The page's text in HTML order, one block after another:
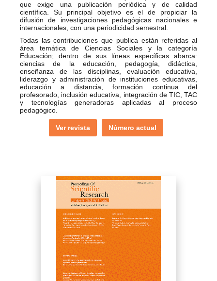
que exige una publicación periódica y de calidad
científica. Su principal objetivo es el de propiciar la
difusión de investigaciones pedagógicas nacionales e
internacionales, con una periodicidad semestral.
Todas las contribuciones que publica están referidas al
área temática de Ciencias Sociales y la categoría
Educación; dentro de sus líneas específicas abarca:
ciencias de la educación, pedagogía, didáctica,
enseñanza de las disciplinas, evaluación educativa,
liderazgo y administración de instituciones educativas,
educación a distancia, formación continua del
profesorado, inclusión educativa, integración de TIC, TAC
y tecnologías generadoras aplicadas al proceso
pedagógico.
Ver revista Número actual